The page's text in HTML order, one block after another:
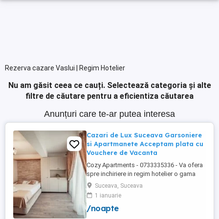
Rezerva cazare Vaslui | Regim Hotelier
Nu am găsit ceea ce cauți. Selectează categoria și alte
filtre de căutare pentru a eficientiza căutarea
Anunțuri care te-ar putea interesa
Cazari de Lux Suceava Garsoniere
si Apartmanete Acceptam plata cu
Vouchere de Vacanta
Cozy Apartments - 0733335336 - Va ofera
spre inchiriere in regim hotelier o gama
variata de apartamente si garsoniere
situate in puncte cheie ale orasului
Suceava: Bulevardul George Enescu.
Kaufland George Enescu In centrul
Suceava, Suceava
1 ianuarie
/noapte